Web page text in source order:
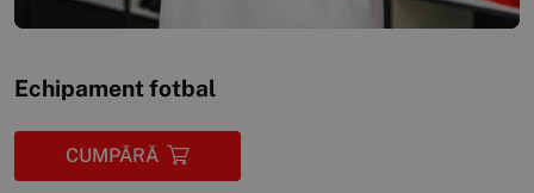
Echipament fotbal
CUMPĂRĂ